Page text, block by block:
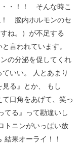
・・！！ そんな時こ
！ 脳内ホルモンのセ
ね。）が不足する
言われています。
の分泌を促してくれ
いい。 人とあまり
る』とか、 もし
て口角をあげて、笑っ
てる』って勘違いし
トニンがいっぱい放
果オーライ！！